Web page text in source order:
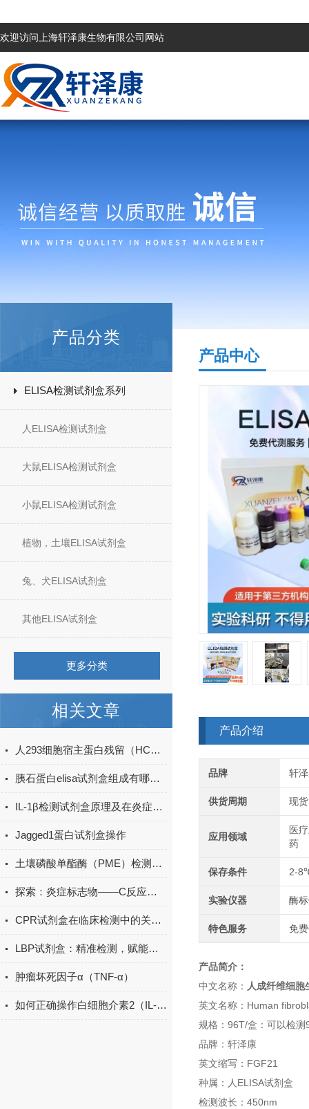
欢迎访问上海轩泽康生物有限公司网站
产品分类
ELISA检测试剂盒系列
人ELISA检测试剂盒
大鼠ELISA检测试剂盒
小鼠ELISA检测试剂盒
植物，土壤ELISA试剂盒
兔、犬ELISA试剂盒
其他ELISA试剂盒
更多分类
相关文章
人293细胞宿主蛋白残留（HCP）ELISA检测试剂盒产品升级
胰石蛋白elisa试剂盒组成有哪些？
IL-1β检测试剂盒原理及在炎症研究中的应用
Jagged1蛋白试剂盒操作
土壤磷酸单酯酶（PME）检测试剂盒现货
探索：炎症标志物——C反应蛋白的生物学功能
CPR试剂盒在临床检测中的关键作用
LBP试剂盒：精准检测，赋能免疫研究新突破
肿瘤坏死因子α（TNF-α）
如何正确操作白细胞介素2（IL-2）ELISA试剂盒？
产品中心
产品介绍
品牌 轩
供货周期 现货
应用领域
医
药
保存条件 2-
实验仪器 酶
特色服务 免
产品简介：
中文名称： 人成纤维细
英文名称：Human
规格：96T/盒：可以检
品牌：轩泽康
英文缩写：FGF21
种属：人ELISA试剂盒
检测波长：450nm